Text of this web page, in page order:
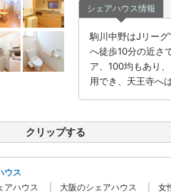
シェアハウス情報
駒川中野はJリー
へ徒歩10分の近さ
ア、100均もあり
用でき、天王寺へ
クリップ
ウス
アハウス
大阪のシェアハウス 女